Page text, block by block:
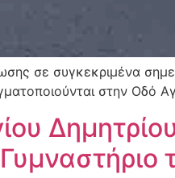
σε συγκεκριμένα
στην Οδό